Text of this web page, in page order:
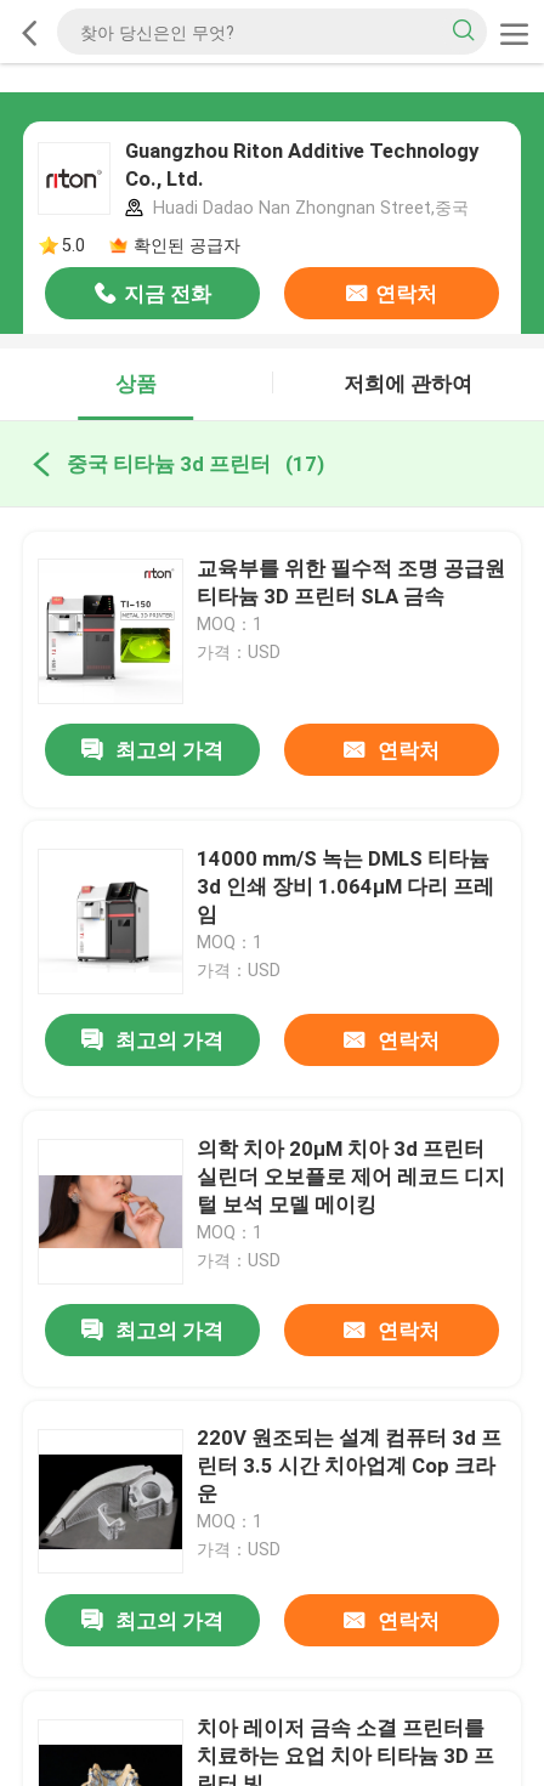
Guangzhou Riton Additive Technology
Co., Ltd.
Huadi Dadao Nan Zhongnan Street,중국
5.0
확인된 공급자
지금 전화 연락처
상품 저희에 관하여
중국 티타늄 3d 프린터 (17)
교육부를 위한 필수적 조명 공급원
티타늄 3D 프린터 SLA 금속
MOQ：1
가격：USD
최고의 가격 연락처
14000 mm/S 녹는 DMLS 티타늄
3d 인쇄 장비 1.064μM 다리 프레
임
MOQ：1
가격：USD
최고의 가격 연락처
의학 치아 20μM 치아 3d 프린터
실린더 오보플로 제어 레코드 디지
털 보석 모델 메이킹
MOQ：1
가격：USD
최고의 가격 연락처
220V 원조되는 설계 컴퓨터 3d 프
린터 3.5 시간 치아업계 Cop 크라
운
MOQ：1
가격：USD
최고의 가격 연락처
치아 레이저 금속 소결 프린터를
치료하는 요업 치아 티타늄 3D 프